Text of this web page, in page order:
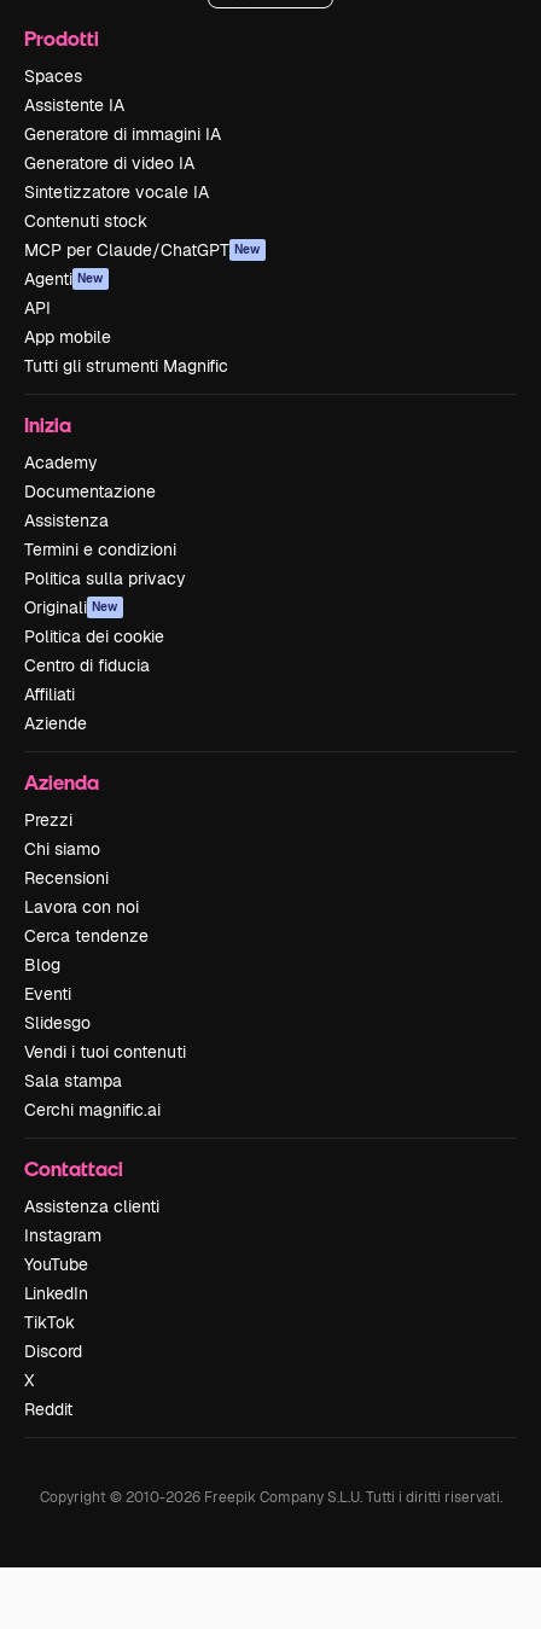
Prodotti
Spaces
Assistente IA
Generatore di immagini IA
Generatore di video IA
Sintetizzatore vocale IA
Contenuti stock
MCP per Claude/ChatGPT New
Agenti New
API
App mobile
Tutti gli strumenti Magnific
Inizia
Academy
Documentazione
Assistenza
Termini e condizioni
Politica sulla privacy
Originali New
Politica dei cookie
Centro di fiducia
Affiliati
Aziende
Azienda
Prezzi
Chi siamo
Recensioni
Lavora con noi
Cerca tendenze
Blog
Eventi
Slidesgo
Vendi i tuoi contenuti
Sala stampa
Cerchi magnific.ai
Contattaci
Assistenza clienti
Instagram
YouTube
LinkedIn
TikTok
Discord
X
Reddit
Copyright © 2010-2026Freepik Company S.L.U. Tutti i diritti riservati.